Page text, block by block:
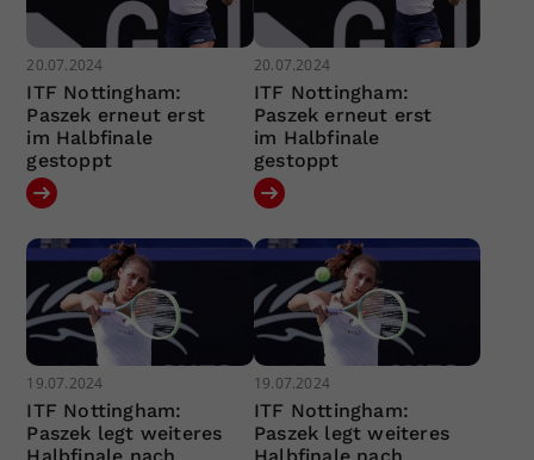
20.07.2024
ITF Nottingham:
Paszek erneut erst
im Halbfinale
gestoppt
20.07.2024
ITF Nottingham:
Paszek erneut erst
im Halbfinale
gestoppt
19.07.2024
ITF Nottingham:
Paszek legt weiteres
19.07.2024
ITF Nottingham:
Paszek legt weiteres